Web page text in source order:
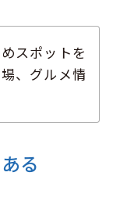
スポットを
、グルメ情
る